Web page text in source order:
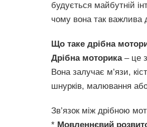
будується майбутній
чому вона так важлива
Що таке дрібна
Дрібна моторика– це
Вона залучає м’язи,
шнурків, малювання
Зв’язок між дрібною
* Мовленнєвий